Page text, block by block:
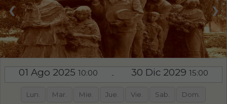
❮ ❯
01 Ago 2025 10:00 - 30 Dic 202915:00
Lun. Mar. Mie. Jue. Vie. Sab. Dom.